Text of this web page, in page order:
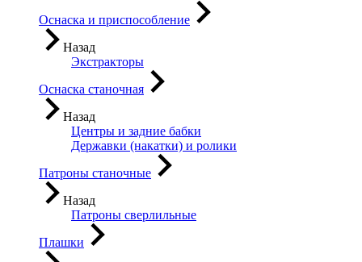
Оснаска и приспособление
Назад
Экстракторы
Оснаска станочная
Назад
Центры и задние бабки
Державки (накатки) и ролики
Патроны станочные
Назад
Патроны сверлильные
Плашки